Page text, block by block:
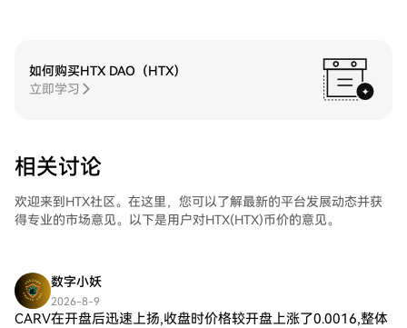
如何购买HTX DAO（HTX）
立即学习
相关讨论
欢迎来到HTX社区。在这里，您可以了解最新的平台发展动态并获
得专业的市场意见。以下是用户对HTX(HTX)币价的意见。
数字小妖
2026-8-9
CARV在开盘后迅速上扬,收盘时价格较开盘上涨了0.0016,整体